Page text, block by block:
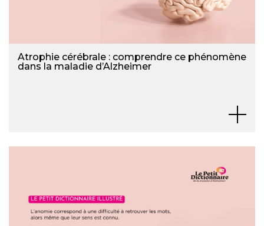
Atrophie cérébrale : comprendre ce phénomène
dans la maladie d’Alzheimer